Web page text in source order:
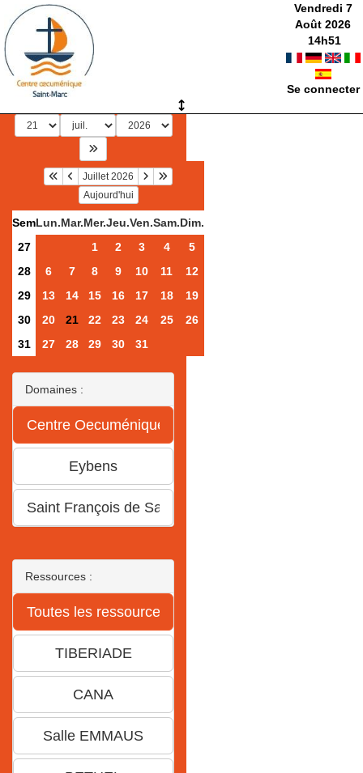
Vendredi 7
Août 2026
14h51
Se connecter
Juillet 2026
Aujourd'hui
SemLun.Mar.Mer.Jeu.Ven.Sam.Dim.
27
1 2 3 4
5
28
6 7 8 9 10 11
12
29
13 14 15 16 17 18
19
30
20 21 22 23 24 25
26
31
27 28 29 30 31
Domaines :
Ressources :